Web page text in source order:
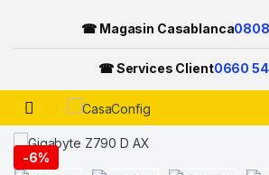
☎ Magasin Casablanca
☎ Services Client0660
Skip to navigation
Skip to content
Open
-6%